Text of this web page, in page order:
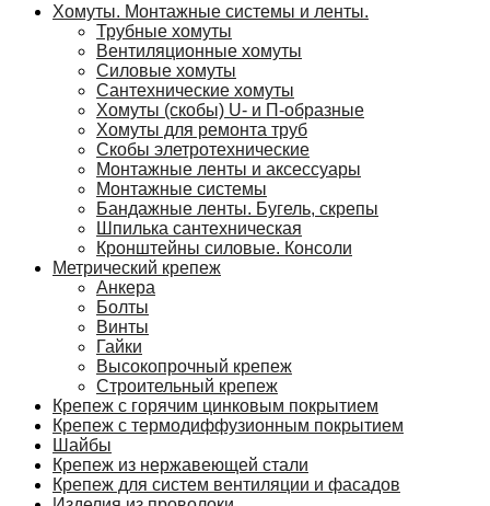
Хомуты. Монтажные системы и ленты.
Трубные хомуты
Вентиляционные хомуты
Силовые хомуты
Сантехнические хомуты
Хомуты (скобы) U- и П-образные
Хомуты для ремонта труб
Скобы элетротехнические
Монтажные ленты и аксессуары
Монтажные системы
Бандажные ленты. Бугель, скрепы
Шпилька сантехническая
Кронштейны силовые. Консоли
Метрический крепеж
Анкера
Болты
Винты
Гайки
Высокопрочный крепеж
Строительный крепеж
Крепеж с горячим цинковым покрытием
Крепеж с термодиффузионным покрытием
Шайбы
Крепеж из нержавеющей стали
Крепеж для систем вентиляции и фасадов